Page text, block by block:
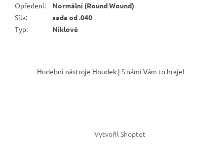
Opředení:
Normální (Round Wound)
Síla:
sada od .040
Typ: Niklové
í
Hudební nástroje Houdek | S námi Vám to hraje!
Vytvořil Shoptet